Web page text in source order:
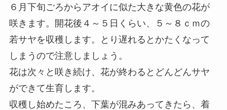
６月下旬ごろからアオイに似た大きな黄色の花が
咲きます。開花後４～５日くらい、５～８ｃｍの
若サヤを収穫します。とり遅れるとかたくなって
しまうので注意しましょう。
花は次々と咲き続け、花が終わるとどんどんサヤ
ができて生育します。
収穫し始めたころ、下葉が混みあってきたら、着